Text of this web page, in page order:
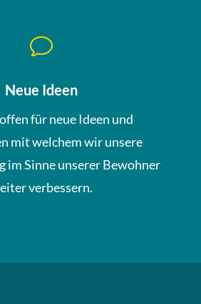
v
Neue Ideen
für neue Ideen und
mit welchem wir unsere
im Sinne unserer Bewohner
verbessern.